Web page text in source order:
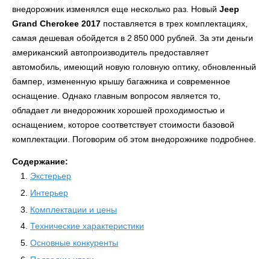
внедорожник изменялся еще несколько раз. Новый Jeep
Grand Cherokee 2017 поставляется в трех комплектациях,
самая дешевая обойдется в 2 850 000 рублей. За эти деньги
американский автопроизводитель предоставляет
автомобиль, имеющий новую головную оптику, обновленный
бампер, измененную крышу багажника и современное
оснащение. Однако главным вопросом является то,
обладает ли внедорожник хорошей проходимостью и
оснащением, которое соответствует стоимости базовой
комплектации. Поговорим об этом внедорожнике подробнее.
Содержание:
Экстерьер
Интерьер
Комплектации и цены
Технические характеристики
Основные конкуренты